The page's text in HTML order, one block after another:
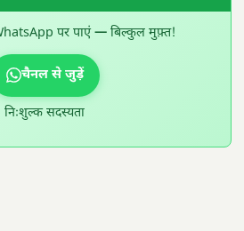
पर पाएं — बिल्कुल मुफ़्त!
चैनल से जुड़ें
निःशुल्क सदस्यता